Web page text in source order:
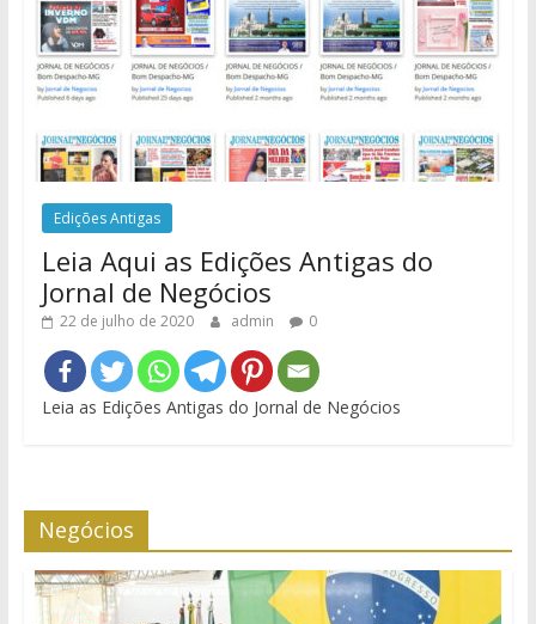
Edições Antigas
Leia Aqui as Edições Antigas do
Jornal de Negócios
22 de julho de 2020 admin 0
Leia as Edições Antigas do Jornal de Negócios
Negócios